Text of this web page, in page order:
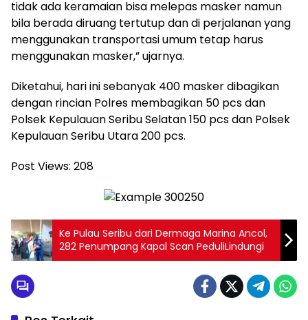
tidak ada keramaian bisa melepas masker namun
bila berada diruang tertutup dan di perjalanan yang
menggunakan transportasi umum tetap harus
menggunakan masker,” ujarnya.
Diketahui, hari ini sebanyak 400 masker dibagikan
dengan rincian Polres membagikan 50 pcs dan
Polsek Kepulauan Seribu Selatan 150 pcs dan Polsek
Kepulauan Seribu Utara 200 pcs.
Post Views: 208
Ke Pulau Seribu dari Dermaga Marina Ancol,
282 Penumpang Kapal Scan PeduliLindungi